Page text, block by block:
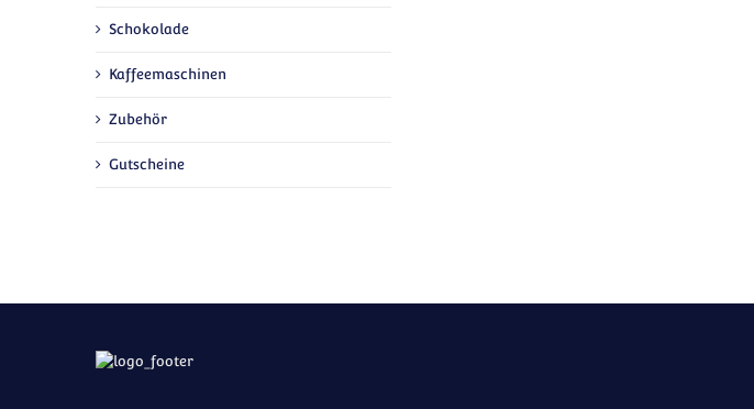
Schokolade
Kaffeemaschinen
Zubehör
Gutscheine